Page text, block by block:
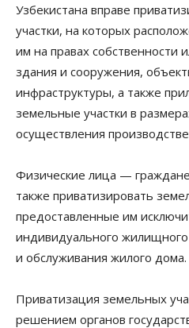
Узбекистана вправе
участки, на которых
им на правах собственности
здания и сооружения,
инфраструктуры, а также
земельные участки в
осуществления
Физические лица —
также приватизировать
предоставленные им
индивидуального жилищного
и обслуживания жилого дома.
Приватизация земельных
решением органов